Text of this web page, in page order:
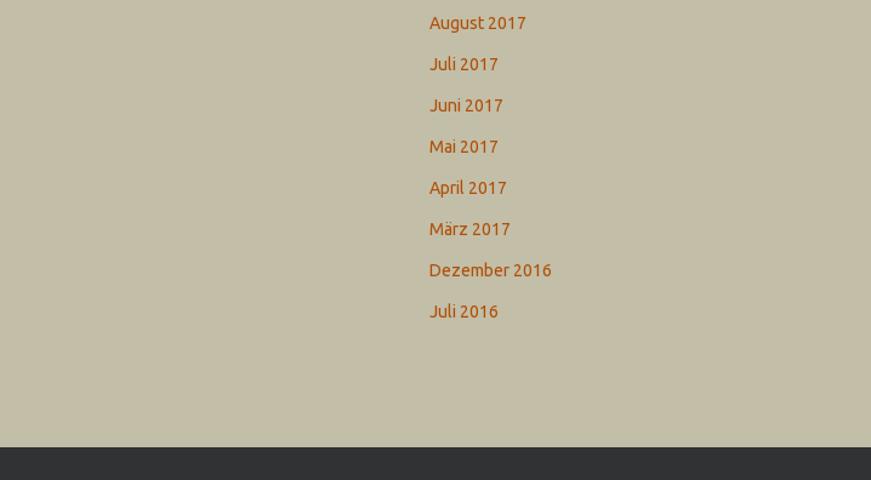
August 2017
Juli 2017
Juni 2017
Mai 2017
April 2017
März 2017
Dezember 2016
Juli 2016